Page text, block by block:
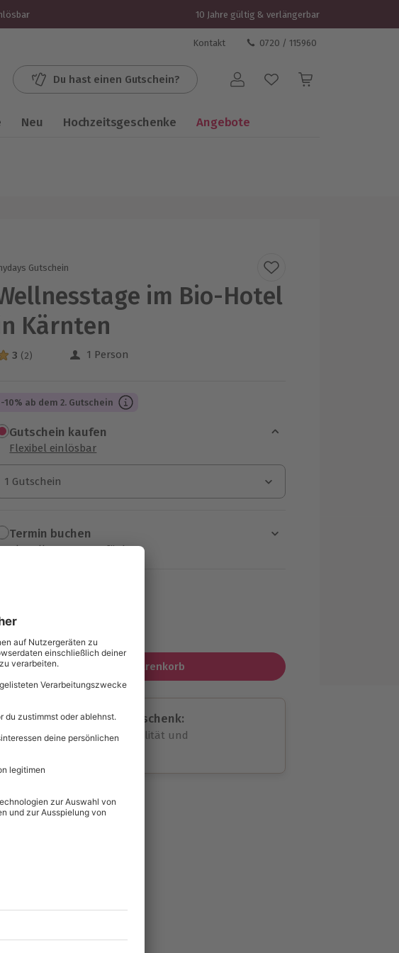
10 Jahre gültig & verlängerbar
Kontakt 0720 / 115960
Du hast einen Gutschein? Benutzerkonto
Neu Hochzeitsgeschenke Angebote
Gutschein
im Bio-Hotel
Kärnten
3 Sterne von 5 aus 2 Bewertungen
3 (2) 1 Person
-10% ab dem 2. Gutschein
Gutschein kaufen
Flexibel einlösbar
Gutschein
1 Gutschein
1 Gutschein
Termin buchen
Aktuell an 1 Ort verfügbar
Versand
In den Warenkorb
Immer das passende Geschenk:
Große Auswahl, volle Flexibilität und
Große Auswahl
Erlebnisse.
Volle Flexibilität